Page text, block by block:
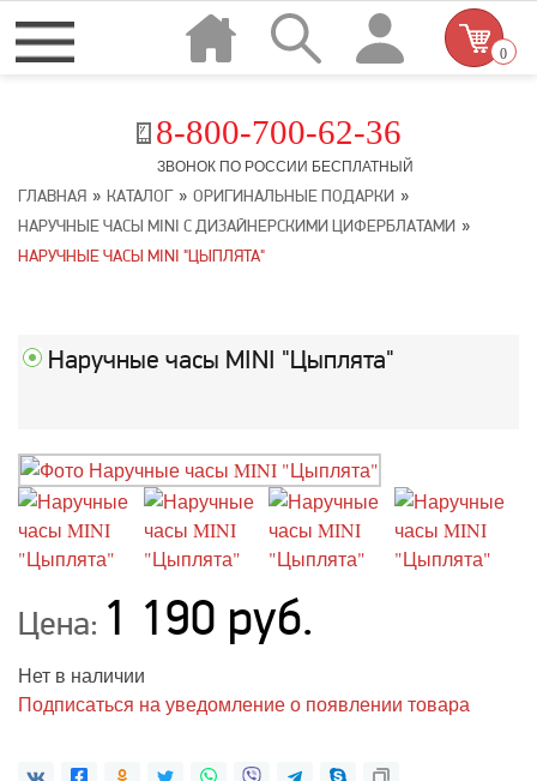
8-800-700-62-36
ЗВОНОК ПО РОССИИ БЕСПЛАТНЫЙ
0
ГЛАВНАЯ » КАТАЛОГ » ОРИГИНАЛЬНЫЕ ПОДАРКИ »
НАРУЧНЫЕ ЧАСЫ MINI С ДИЗАЙНЕРСКИМИ ЦИФЕРБЛАТАМИ »
НАРУЧНЫЕ ЧАСЫ MINI "ЦЫПЛЯТА"
Наручные часы MINI "Цыплята"
Цена: 1 190 руб.
Нет в наличии
Подписаться на уведомление о появлении товара